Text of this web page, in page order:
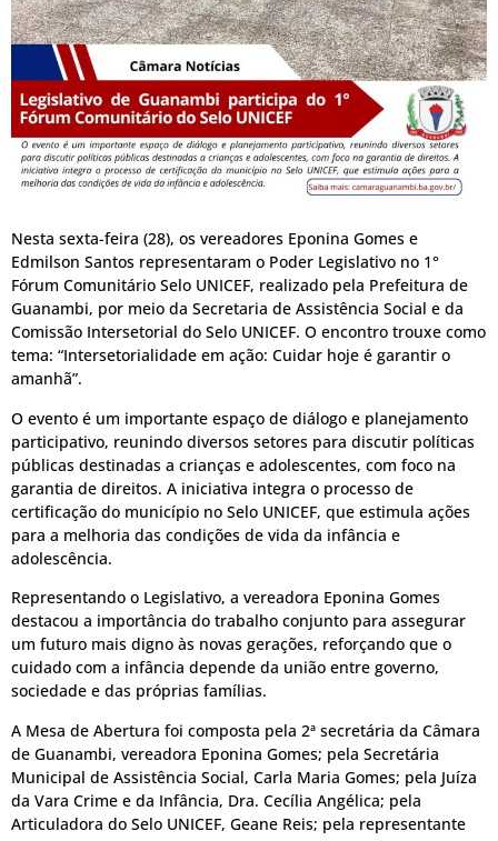
Nesta sexta-feira (28), os vereadores Eponina Gomes e
Edmilson Santos representaram o Poder Legislativo no 1°
Fórum Comunitário Selo UNICEF, realizado pela Prefeitura de
Guanambi, por meio da Secretaria de Assistência Social e da
Comissão Intersetorial do Selo UNICEF. O encontro trouxe como
tema: “Intersetorialidade em ação: Cuidar hoje é garantir o
amanhã”.
O evento é um importante espaço de diálogo e planejamento
participativo, reunindo diversos setores para discutir políticas
públicas destinadas a crianças e adolescentes, com foco na
garantia de direitos. A iniciativa integra o processo de
certificação do município no Selo UNICEF, que estimula ações
para a melhoria das condições de vida da infância e
adolescência.
Representando o Legislativo, a vereadora Eponina Gomes
destacou a importância do trabalho conjunto para assegurar
um futuro mais digno às novas gerações, reforçando que o
cuidado com a infância depende da união entre governo,
sociedade e das próprias famílias.
A Mesa de Abertura foi composta pela 2ª secretária da Câmara
de Guanambi, vereadora Eponina Gomes; pela Secretária
Municipal de Assistência Social, Carla Maria Gomes; pela Juíza
da Vara Crime e da Infância, Dra. Cecília Angélica; pela
Articuladora do Selo UNICEF, Geane Reis; pela representante